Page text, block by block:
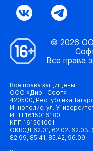
© 2026
Все права
Все права защищены.
ООО «Дион Софт»
420500, Республика
Иннополис, ул.
ИНН 1615016180
КПП 161501001
ОКВЭД 62.01, 62.02, 62.03,
82.99, 85.41, 85.42, 96.09